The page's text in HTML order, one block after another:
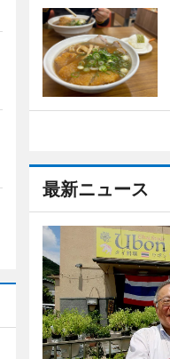
最新ニュース